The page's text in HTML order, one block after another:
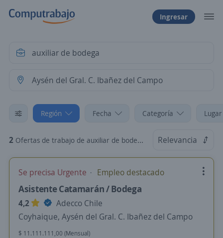
Ingresar
Región Fecha Categoría
2 Ofertas de trabajo de auxiliar de bodega en Aysén del Gral. C. Ibañez del Campo Relevancia
Se precisa Urgente Empleo destacado
Asistente Catamarán / Bodega
4,2
Adecco Chile
Coyhaique, Aysén del Gral. C. Ibañez del Campo
$ 11.111.111,00 (Mensual)